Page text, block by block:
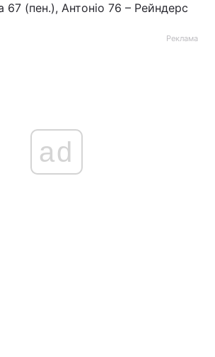
67 (пен.), Антоніо 76 – Рейндерс
Реклама
ad